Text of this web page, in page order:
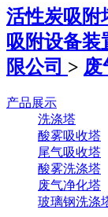
活性炭吸附
吸附设备
限公司 > 废
产品展示
洗涤塔
酸雾吸收塔
尾气吸收塔
酸雾洗涤塔
废气净化塔
玻璃钢洗涤